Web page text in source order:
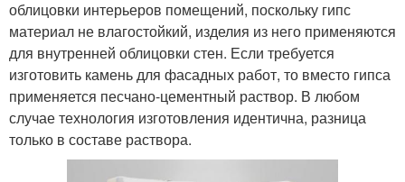
облицовки интерьеров помещений, поскольку гипс
материал не влагостойкий, изделия из него применяются
для внутренней облицовки стен. Если требуется
изготовить камень для фасадных работ, то вместо гипса
применяется песчано-цементный раствор. В любом
случае технология изготовления идентична, разница
только в составе раствора.